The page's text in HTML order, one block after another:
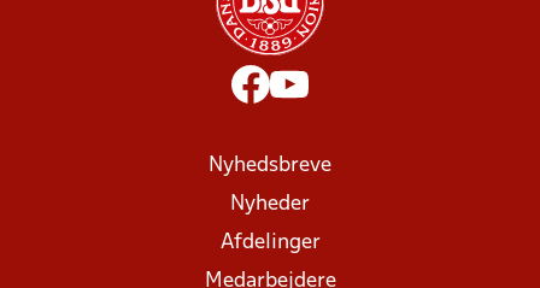
Nyhedsbreve
Nyheder
Afdelinger
Medarbejdere